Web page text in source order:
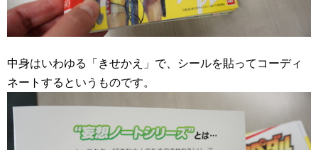
中身はいわゆる「きせかえ」で、シールを貼ってコーディ
ネートするというものです。